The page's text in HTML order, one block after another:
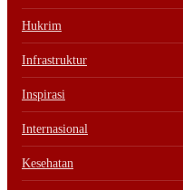
Hukrim
Infrastruktur
Inspirasi
Internasional
Kesehatan